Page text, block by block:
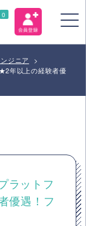
0
ジニア
>
年以上の経験者優
ラットフ
優遇！フ